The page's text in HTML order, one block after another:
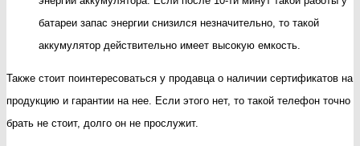
батареи запас энергии снизился незначительно, то такой
аккумулятор действительно имеет высокую емкость.
Также стоит поинтересоваться у продавца о наличии сертификатов на
продукцию и гарантии на нее. Если этого нет, то такой телефон точно
брать не стоит, долго он не прослужит.